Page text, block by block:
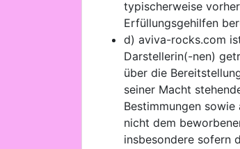
typischerweise
Erfüllungsgehilfen
d) aviva-rocks.com
Darstellerin(-nen)
über die
seiner Macht
Bestimmungen
nicht dem
insbesondere sofern